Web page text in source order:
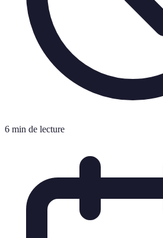
6 min de lecture